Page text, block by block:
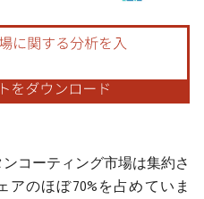
CC BY 4.0の表示が必要です。
コーティング市場は集約さ
のほぼ70%を占めていま